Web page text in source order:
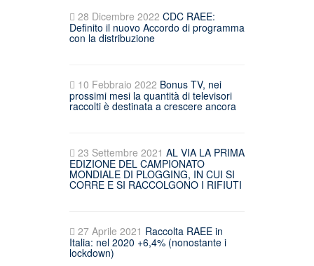
28 Dicembre 2022 CDC RAEE:
Definito il nuovo Accordo di programma
con la distribuzione
10 Febbraio 2022 Bonus TV, nei
prossimi mesi la quantità di televisori
raccolti è destinata a crescere ancora
23 Settembre 2021 AL VIA LA PRIMA
EDIZIONE DEL CAMPIONATO
MONDIALE DI PLOGGING, IN CUI SI
CORRE E SI RACCOLGONO I RIFIUTI
27 Aprile 2021 Raccolta RAEE in
Italia: nel 2020 +6,4% (nonostante i
lockdown)